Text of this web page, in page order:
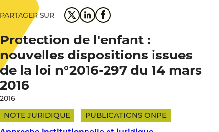
PARTAGER SUR
Protection de l'enfant :
nouvelles dispositions issues
de la loi n°2016-297 du 14 mars
2016
2016
NOTE JURIDIQUE
PUBLICATIONS ONPE